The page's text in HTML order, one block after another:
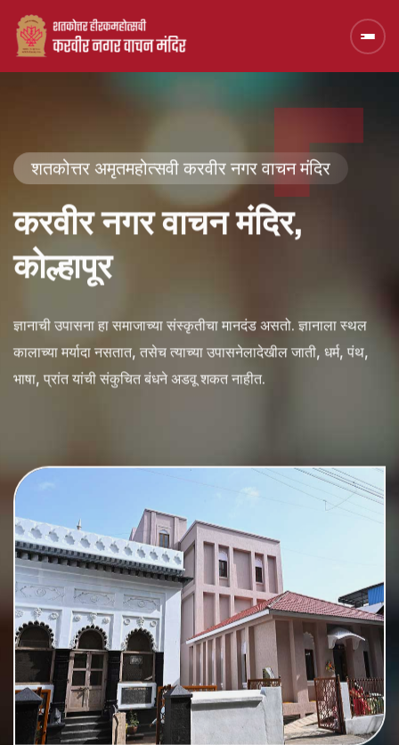
शतकोत्तर अमृतमहोत्सवी करवीर नगर वाचन मंदिर
करवीर नगर वाचन मंदिर,
कोल्हापूर
ज्ञानाची उपासना हा समाजाच्या संस्कृतीचा मानदंड असतो. ज्ञानाला स्थल
कालाच्या मर्यादा नसतात, तसेच त्याच्या उपासनेलादेखील जाती, धर्म, पंथ,
भाषा, प्रांत यांची संकुचित बंधने अडवू शकत नाहीत.